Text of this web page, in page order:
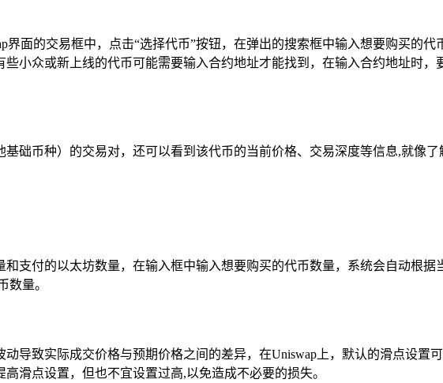
面的交易框中，点击“选择代币”按钮，在弹出的搜索框中输入想要购买的代
小众或新上线的代币可能需要输入合约地址才能找到，在输入合约地址时
础币种）的交易对，还可以看到该代币的当前价格、交易深度等信息,就像了
支付的以太坊数量，在输入框中输入想要购买的代币数量，系统会自动根
数量。
导致实际成交价格与预期价格之间的差异，在Uniswap上，默认的滑点设置
滑点设置，但也不宜设置过高,以免造成不必要的损失。